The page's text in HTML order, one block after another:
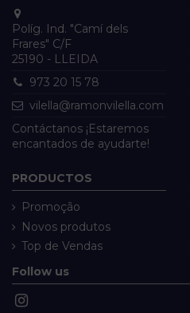
Políg. Ind. "Camí dels
Frares" C/F
25190 - LLEIDA
973 20 15 78
vilella@ramonvilella.com
Contáctanos ¡Estaremos
encantados de ayudarte!
PRODUCTOS
Promoção
Novos produtos
Top de Vendas
Follow us